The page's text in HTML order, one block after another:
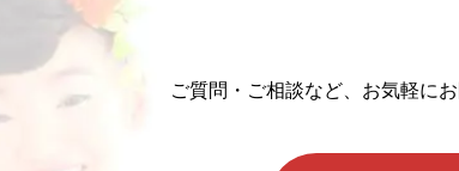
ご質問・ご相談など、 お気軽に